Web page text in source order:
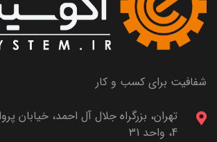
شفافیت برای کسب و کار
4، واحد 31